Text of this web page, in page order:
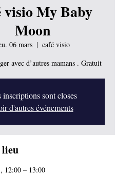
visio My Baby
Moon
06 mars
  |
café visio
avec d’autres mamans . Gratuit
inscriptions sont closes
d'autres événements
12:00 – 13:00